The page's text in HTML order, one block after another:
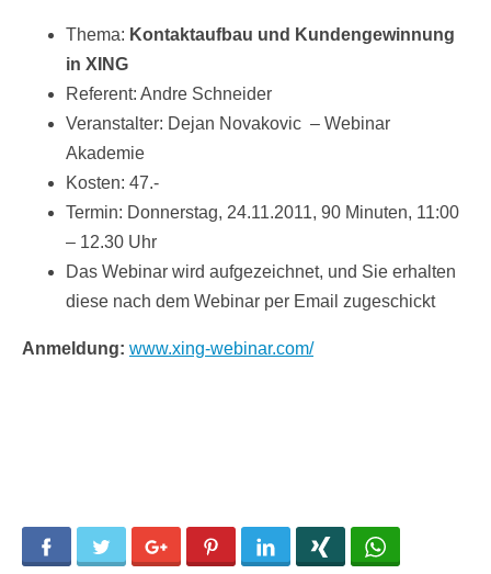
Thema: Kontaktaufbau und Kundengewinnung
in XING
Referent: Andre Schneider
Veranstalter: Dejan Novakovic – Webinar
Akademie
Kosten: 47.-
Termin: Donnerstag, 24.11.2011, 90 Minuten, 11:00
– 12.30 Uhr
Das Webinar wird aufgezeichnet, und Sie erhalten
diese nach dem Webinar per Email zugeschickt
Anmeldung: www.xing-webinar.com/
Facebook Twitter Google+ Pinterest LinkedIn